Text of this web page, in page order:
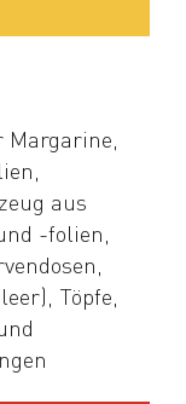
aus
-folien,
Töpfe,